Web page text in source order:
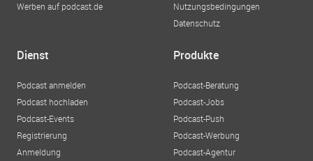
Werben auf podcast.de
Nutzungsbedingungen
Datenschutz
Dienst
Podcast anmelden
Podcast hochladen
Podcast-Events
Registrierung
Anmeldung
Produkte
Podcast-Beratung
Podcast-Jobs
Podcast-Push
Podcast-Werbung
Podcast-Agentur